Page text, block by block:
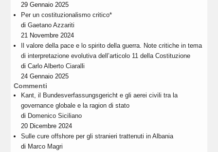
29 Gennaio 2025
Per un costituzionalismo critico*
diGaetano Azzariti
21 Novembre 2024
Il valore della pace e lo spirito della guerra. Note critiche in tema
di interpretazione evolutiva dell’articolo 11 della Costituzione
diCarlo Alberto Ciaralli
24 Gennaio 2025
Commenti
Kant, il Bundesverfassungsgericht e gli aerei civili tra la
governance globale e la ragion di stato
di Domenico Siciliano
20 Dicembre 2024
Sulle cure offshore per gli stranieri trattenuti in Albania
di Marco Magri